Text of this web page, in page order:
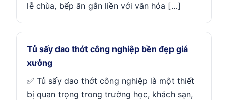
lễ chùa, bếp ăn gắn liền với văn hóa […]
Tủ sấy dao thớt công nghiệp bền đẹp giá
xưởng
✅ Tủ sấy dao thớt công nghiệp là một thiết
bị quan trọng trong trường học, khách sạn,